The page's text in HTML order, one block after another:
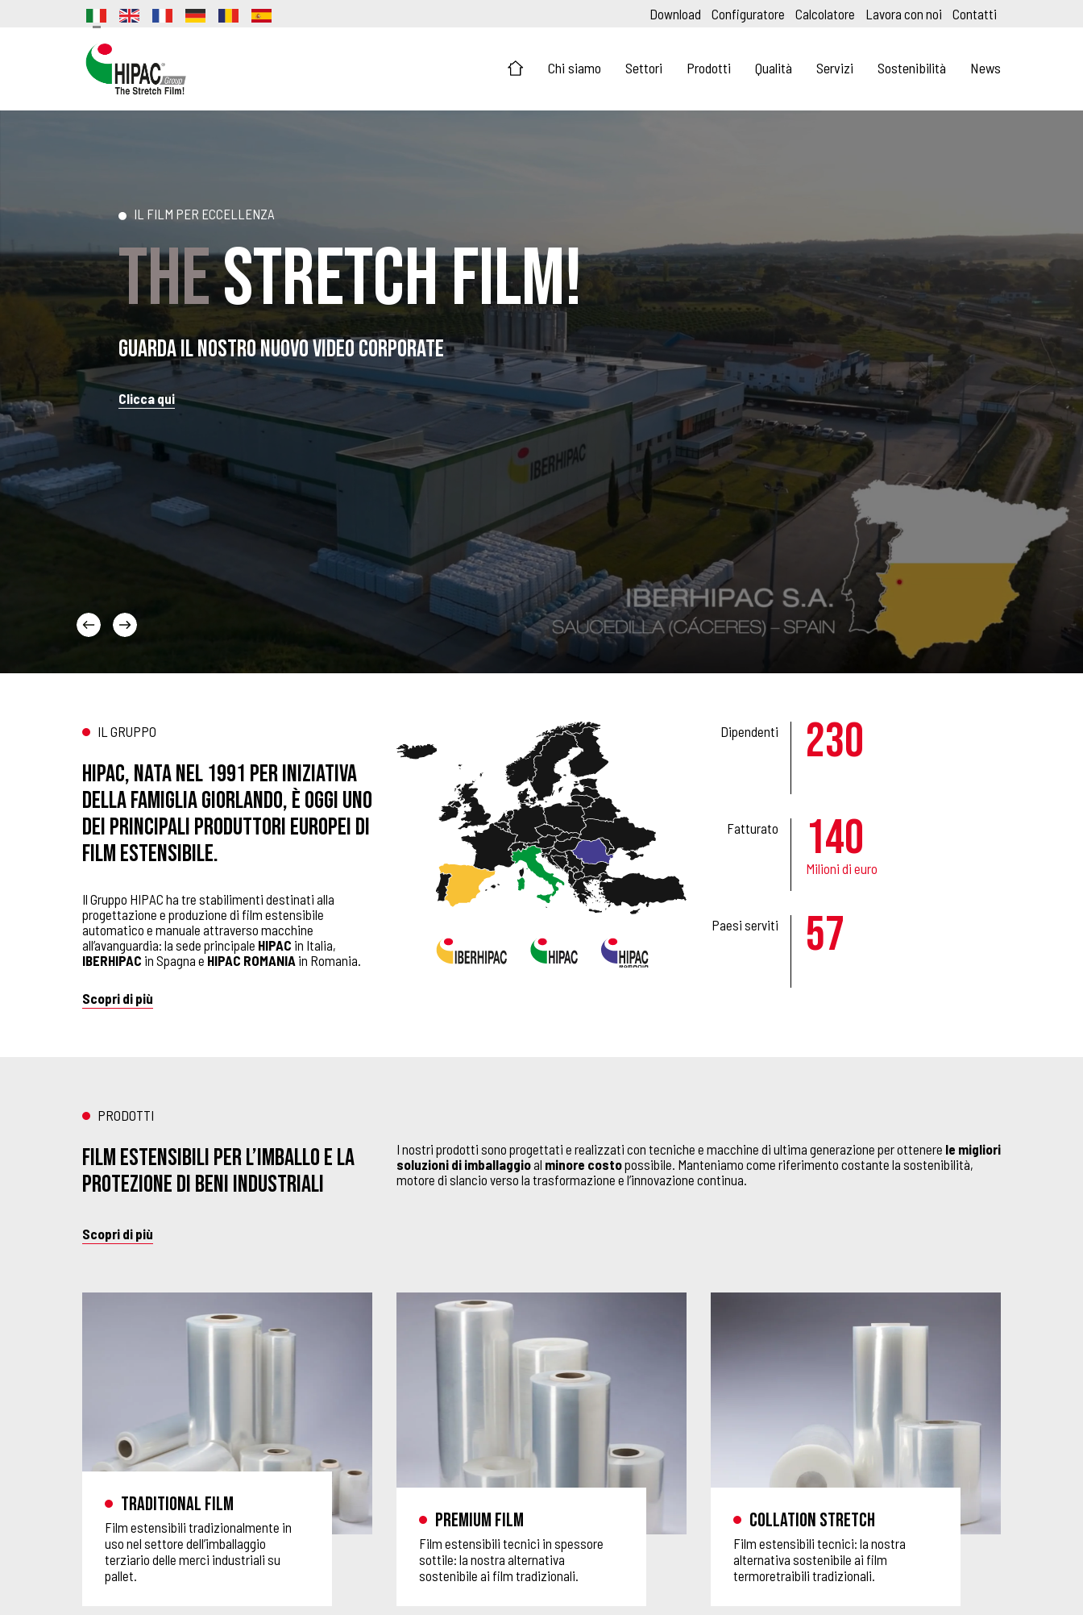
Download Configuratore Calcolatore Lavora con noi Contatti
Chi siamo Settori Prodotti Qualità Servizi Sostenibilità News
IL FILM PER ECCELLENZA
THESTRETCH FILM!
Guarda il nostro nuovo video corporate
Clicca qui
IL GRUPPO
HIPAC, nata nel 1991 per iniziativa
della famiglia Giorlando, è oggi uno
dei principali produttori europei di
film estensibile.
Il Gruppo HIPAC ha tre stabilimenti destinati alla
progettazione e produzione di film estensibile
automatico e manuale attraverso macchine
all’avanguardia: la sede principale HIPAC in Italia,
IBERHIPAC in Spagna e HIPAC ROMANIA in Romania.
Scopri di più
Dipendenti 230
Fatturato 140
Milioni di euro
Paesi serviti 57
PRODOTTI
FILM ESTENSIBILI PER L’IMBALLO E LA
PROTEZIONE DI BENI INDUSTRIALI
I nostri prodotti sono progettati e realizzati con tecniche e macchine di ultima generazione per ottenere le migliori
soluzioni di imballaggioal minore costopossibile. Manteniamo come riferimento costante la sostenibilità,
motore di slancio verso la trasformazione e l’innovazione continua.
Scopri di più
Traditional film
Film estensibili tradizionalmente in
uso nel settore dell’imballaggio
terziario delle merci industriali su
pallet.
Premium film
Film estensibili tecnici in spessore
sottile: la nostra alternativa
sostenibile ai film tradizionali.
Collation Stretch
Film estensibili tecnici: la nostra
alternativa sostenibile ai film
termoretraibili tradizionali.